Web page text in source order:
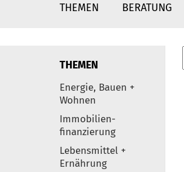
THEMEN BERATUNG
Elemente
THEMEN
Energie, Bauen +
Wohnen
Immobilien-
finanzierung
Lebensmittel +
Ernährung